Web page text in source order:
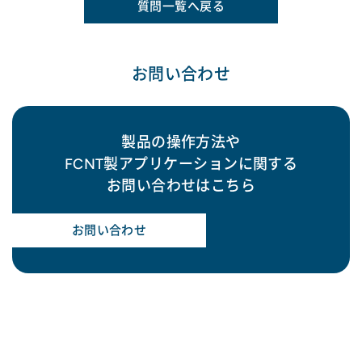
質問一覧へ戻る
お問い合わせ
製品の操作方法や
FCNT製アプリケーションに関する
お問い合わせはこちら
お問い合わせ